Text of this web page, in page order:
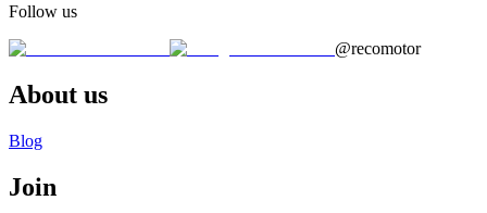
Follow us
@recomotor
About us
Blog
Join